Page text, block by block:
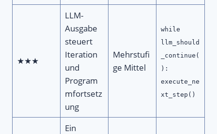
★★★
LLM-
Ausgabe
steuert
Iteration
und
Program
mfortsetz
ung
Mehrstufi
ge Mittel
while
llm_should
_continue(
):
execute_ne
xt_step()
Ein